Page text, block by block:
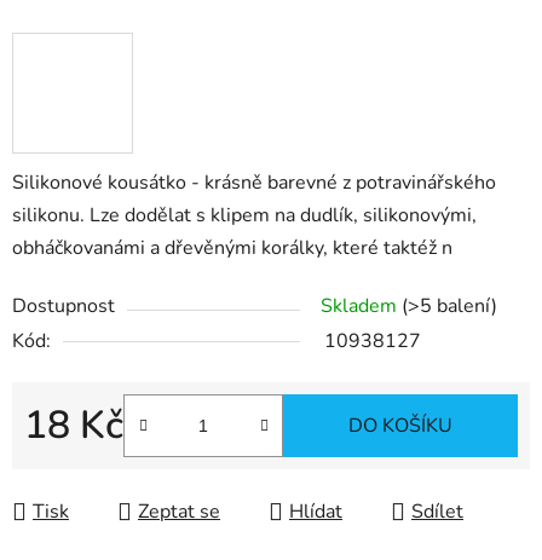
Silikonové kousátko - krásně barevné z potravinářského
silikonu. Lze dodělat s klipem na dudlík, silikonovými,
obháčkovanámi a dřevěnými korálky, které taktéž n
Dostupnost Skladem (>5 balení)
Kód:
10938127
18 Kč
Měrná cena:
DO KOŠÍKU
Tisk Zeptat se Hlídat Sdílet